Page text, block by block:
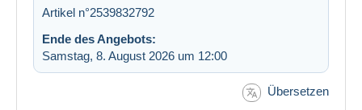
Artikel n°2539832792
Ende des Angebots:
Samstag, 8. August 2026 um 12:00
Übersetzen